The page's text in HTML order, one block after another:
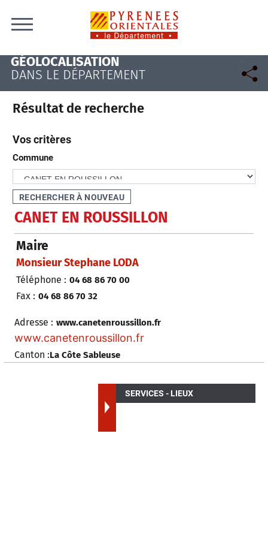
GÉOLOCALISATION
DANS LE DÉPARTEMENT
Résultat de recherche
Vos critères
Commune
CANET EN ROUSSILLON
Maire
Monsieur Stephane LODA
Téléphone : 04 68 86 70 00
Fax : 04 68 86 70 32
Adresse : www.canetenroussillon.fr
www.canetenroussillon.fr
Canton :La Côte Sableuse
SERVICES - LIEUX